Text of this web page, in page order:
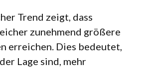
Trend zeigt, dass
zunehmend größere
erreichen. Dies bedeutet,
Lage sind, mehr